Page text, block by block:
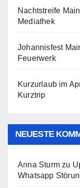
Nachtstreife
Mediathek
Johannisfest
Feuerwerk
Kurzurlaub im
Kurztrip
NEUESTE
Anna Sturm zu
Whatsapp